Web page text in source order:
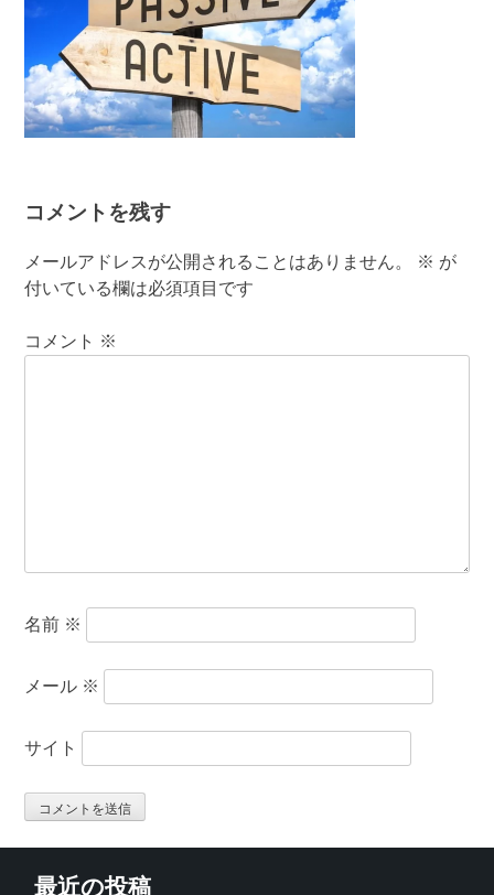
コメントを残す
メールアドレスが公開されることはありません。 ※ が
付いている欄は必須項目です
コメント ※
名前 ※
メール ※
サイト
最近の投稿